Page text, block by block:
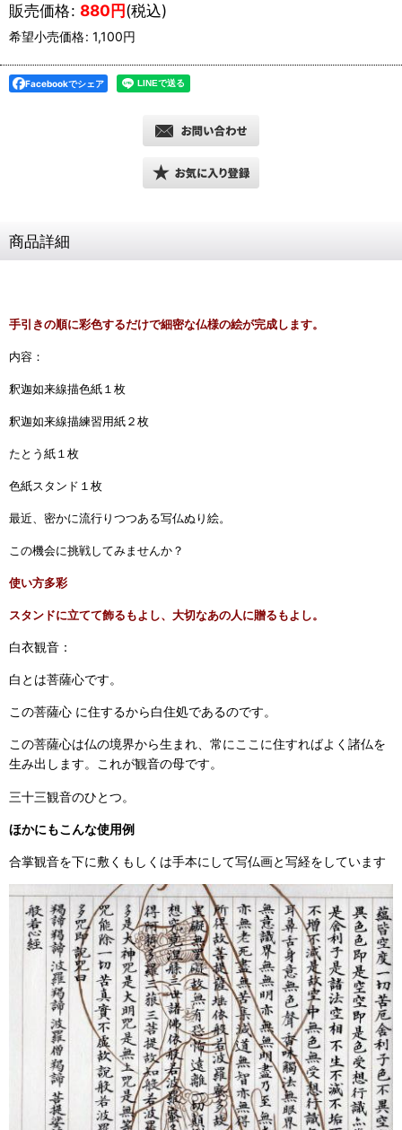
販売価格: 880円(税込)
希望小売価格: 1,100円
Facebookでシェア
商品詳細
手引きの順に彩色するだけで細密な仏様の絵が完成します。
内容：
釈迦如来線描色紙１枚
釈迦如来線描練習用紙２枚
たとう紙１枚
色紙スタンド１枚
最近、密かに流行りつつある写仏ぬり絵。
この機会に挑戦してみませんか？
使い方多彩
スタンドに立てて飾るもよし、大切なあの人に贈るもよし。
白衣観音：
白とは菩薩心です。
この菩薩心 に住するから白住処であるのです。
この菩薩心は仏の境界から生まれ、常にここに住すればよく諸仏を
生み出します。これが観音の母です。
三十三観音のひとつ。
ほかにもこんな使用例
合掌観音を下に敷くもしくは手本にして写仏画と写経をしています